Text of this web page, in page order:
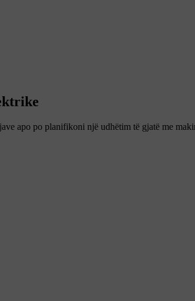
apo po planifikoni një udhëtim të gjatë me